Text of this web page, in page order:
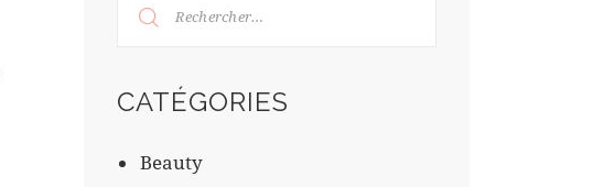
CATÉGORIES
Beauty